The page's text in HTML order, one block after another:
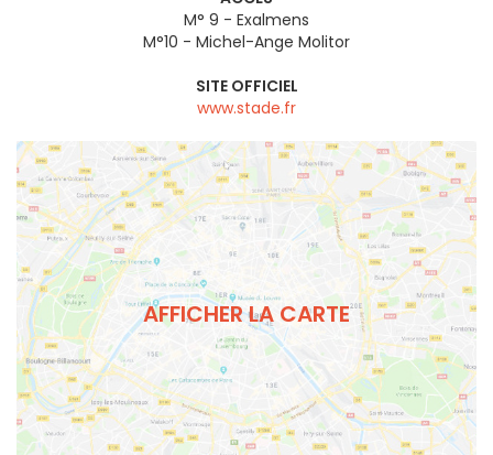
M° 9 - Exalmens
M°10 - Michel-Ange Molitor
SITE OFFICIEL
www.stade.fr
AFFICHER LA CARTE